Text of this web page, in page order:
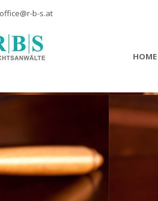
office@r-b-s.at
HOME